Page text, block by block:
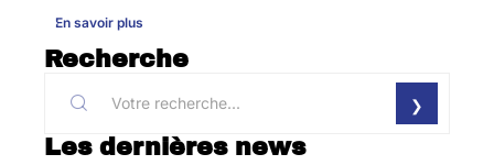
En savoir plus
Recherche
Les dernières news